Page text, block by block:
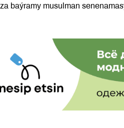
baýramy musulman